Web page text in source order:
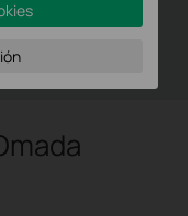
●Canal 6